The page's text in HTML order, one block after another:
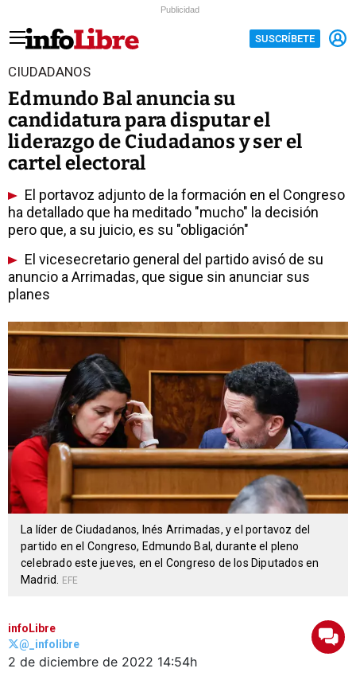
Publicidad
SUSCRÍBETE
CIUDADANOS
Edmundo Bal anuncia su
candidatura para disputar el
liderazgo de Ciudadanos y ser el
cartel electoral
El portavoz adjunto de la formación en el Congreso
ha detallado que ha meditado "mucho" la decisión
pero que, a su juicio, es su "obligación"
El vicesecretario general del partido avisó de su
anuncio a Arrimadas, que sigue sin anunciar sus
planes
La líder de Ciudadanos, Inés Arrimadas, y el portavoz del
partido en el Congreso, Edmundo Bal, durante el pleno
celebrado este jueves, en el Congreso de los Diputados en
Madrid.
EFE
infoLibre
@_infolibre
2 de diciembre de 2022 14:54h